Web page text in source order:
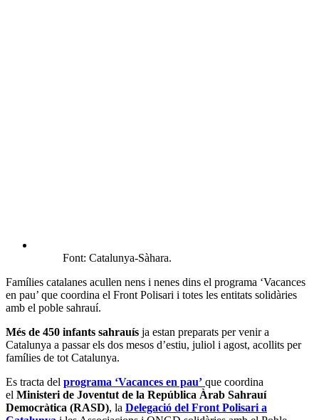
Font: Catalunya-Sàhara.
Famílies catalanes acullen nens i nenes dins el programa ‘Vacances
en pau’ que coordina el Front Polisari i totes les entitats solidàries
amb el poble sahrauí.
Més de 450 infants sahrauís ja estan preparats per venir a
Catalunya a passar els dos mesos d’estiu, juliol i agost, acollits per
famílies de tot Catalunya.
Es tracta del programa ‘Vacances en pau’ que coordina
el Ministeri de Joventut de la República Àrab Sahrauí
Democràtica (RASD), la Delegació del Front Polisari a